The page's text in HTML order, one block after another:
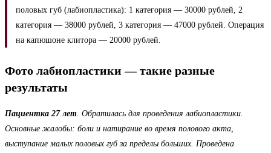
половых губ (лабиопластика): 1 категория — 30000 рублей, 2
категория — 38000 рублей, 3 категория — 47000 рублей. Операция
на капюшоне клитора — 20000 рублей.
Фото лабиопластики — такие разные
результаты
Пациентка 27 лет . Обратилась для проведения лабиопластики.
Основные жалобы: боли и натирание во время полового акта,
выступание малых половых губ за пределы больших. Проведена